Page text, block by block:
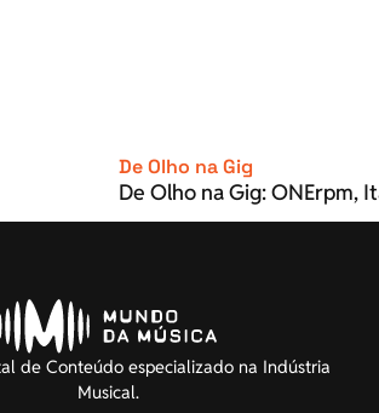
De Olho na Gig
De Olho na Gig: ONErpm,
de Conteúdo especializado na Indústria
Musical.